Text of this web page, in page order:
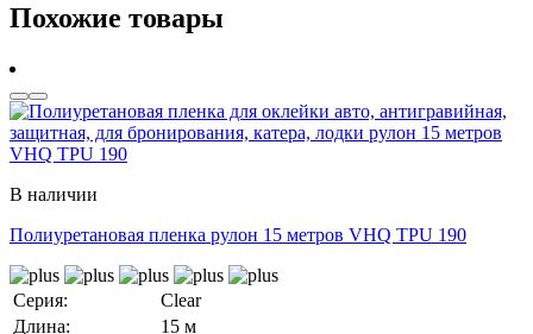
Похожие товары
В наличии
Полиуретановая пленка рулон 15 метров VHQ TPU 190
Серия:
Clear
Длина:
15 м